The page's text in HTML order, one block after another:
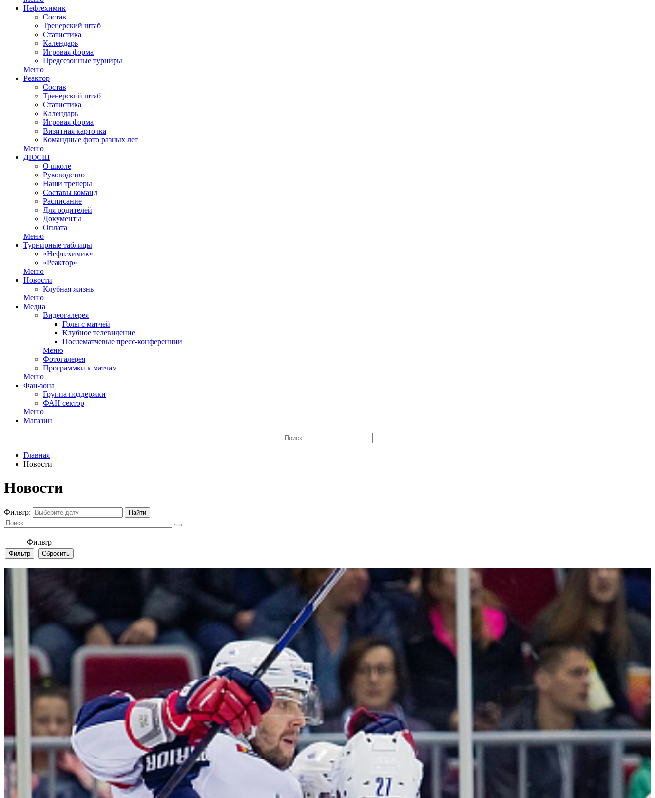
Нефтехимик
Состав
Тренерский штаб
Статистика
Календарь
Игровая форма
Предсезонные турниры
Меню
Реактор
Состав
Тренерский штаб
Статистика
Календарь
Игровая форма
Визитная карточка
Командные фото разных лет
Меню
ДЮСШ
О школе
Руководство
Наши тренеры
Составы команд
Расписание
Для родителей
Документы
Оплата
Меню
Турнирные таблицы
«Нефтехимик»
«Реактор»
Меню
Новости
Клубная жизнь
Меню
Медиа
Видеогалерея
Голы с матчей
Клубное телевидение
Послематчевые пресс-конференции
Меню
Фотогалерея
Программки к матчам
Меню
Фан-зона
Группа поддержки
ФАН сектор
Меню
Магазин
Главная
Новости
Новости
Фильтр:
Фильтр